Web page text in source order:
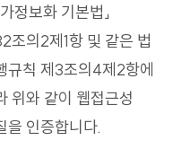
가정보화 기본법」
조의2제1항 및 같은 법
규칙 제3조의4제2항에
위와 같이 웹접근성
을 인증합니다.